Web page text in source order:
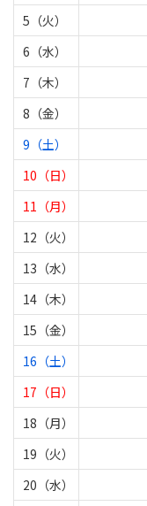
5（火）
6（水）
7（木）
8（金）
9（土）
10（日）
11（月）
12（火）
13（水）
14（木）
15（金）
16（土）
17（日）
18（月）
19（火）
20（水）